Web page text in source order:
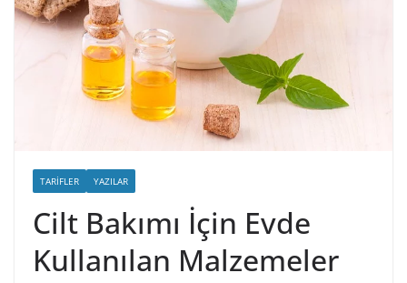
TARIFLER YAZILAR
Cilt Bakımı İçin Evde
Kullanılan Malzemeler